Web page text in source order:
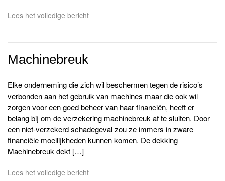
Lees het volledige bericht
Machinebreuk
Elke onderneming die zich wil beschermen tegen de risico’s
verbonden aan het gebruik van machines maar die ook wil
zorgen voor een goed beheer van haar financiën, heeft er
belang bij om de verzekering machinebreuk af te sluiten. Door
een niet-verzekerd schadegeval zou ze immers in zware
financiële moeilijkheden kunnen komen. De dekking
Machinebreuk dekt […]
Lees het volledige bericht